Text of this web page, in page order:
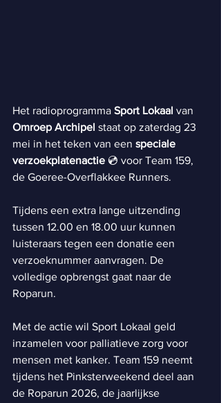
Het radioprogramma Sport Lokaal van
Omroep Archipel staat op zaterdag 23
mei in het teken van een speciale
verzoekplatenactie 💿 voor Team 159,
de Goeree-Overflakkee Runners.
Tijdens een extra lange uitzending
tussen 12.00 en 18.00 uur kunnen
luisteraars tegen een donatie een
verzoeknummer aanvragen. De
volledige opbrengst gaat naar de
Roparun.
Met de actie wil Sport Lokaal geld
inzamelen voor palliatieve zorg voor
mensen met kanker. Team 159 neemt
tijdens het Pinksterweekend deel aan
de Roparun 2026, de jaarlijkse